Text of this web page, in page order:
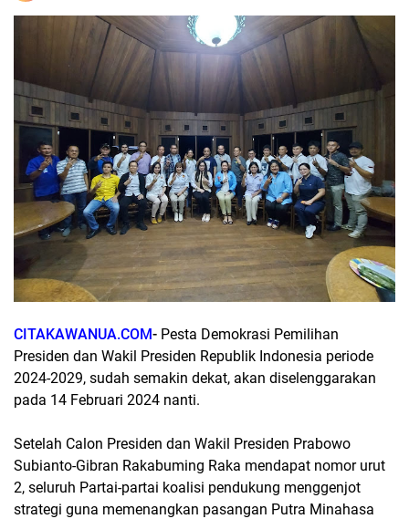
CITAKAWANUA.COM- Pesta Demokrasi Pemilihan
Presiden dan Wakil Presiden Republik Indonesia periode
2024-2029, sudah semakin dekat, akan diselenggarakan
pada 14 Februari 2024 nanti.
Setelah Calon Presiden dan Wakil Presiden Prabowo
Subianto-Gibran Rakabuming Raka mendapat nomor urut
2, seluruh Partai-partai koalisi pendukung menggenjot
strategi guna memenangkan pasangan Putra Minahasa